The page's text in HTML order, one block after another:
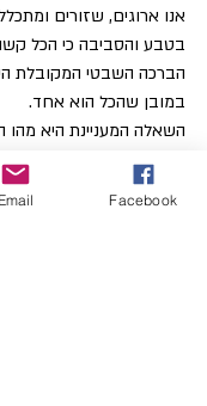
אנו ארוגים, שזורים
בטבע והסביבה כי הכל
הברכה השבטי המקובלת
במובן שהכל הוא אחד.
השאלה המעניינת היא מהו
השמאניזם הנשי?
ועל כך... בחלק השני
Email Facebook